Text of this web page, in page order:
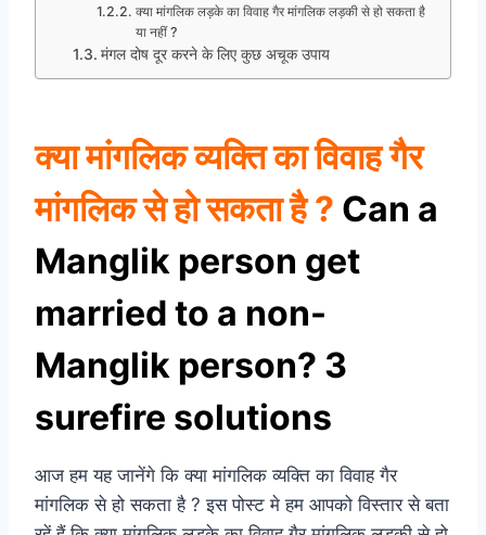
क्या मांगलिक लड़के का विवाह गैर मांगलिक लड़की से हो सकता है
या नहीं ?
मंगल दोष दूर करने के लिए कुछ अचूक उपाय
क्या मांगलिक व्यक्ति का विवाह गैर
मांगलिक से हो सकता है ? Can a
Manglik person get
married to a non-
Manglik person? 3
surefire solutions
आज हम यह जानेंगे कि क्या मांगलिक व्यक्ति का विवाह गैर
मांगलिक से हो सकता है ? इस पोस्ट मे हम आपको विस्तार से बता